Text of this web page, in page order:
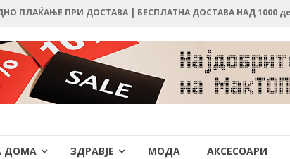
ПЛАЌАЊЕ ПРИ ДОСТАВА | БЕСПЛАТНА ДОСТАВА НАД 1000
ДОМА ЗДРАВЈЕ МОДА АКСЕСОАРИ